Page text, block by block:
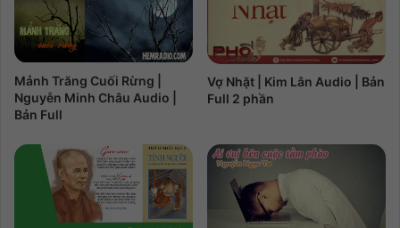
Mảnh Trăng Cuối Rừng |
Nguyễn Minh Châu Audio |
Bản Full
Vợ Nhặt | Kim Lân Audio | Bản
Full 2 phần